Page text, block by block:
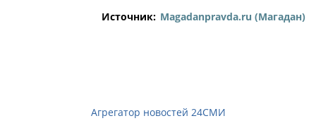
Источник: Magadanpravda.ru (Магадан)
Агрегатор новостей 24СМИ